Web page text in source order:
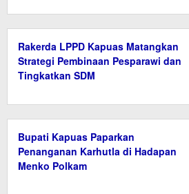
Rakerda LPPD Kapuas Matangkan
Strategi Pembinaan Pesparawi dan
Tingkatkan SDM
Bupati Kapuas Paparkan
Penanganan Karhutla di Hadapan
Menko Polkam